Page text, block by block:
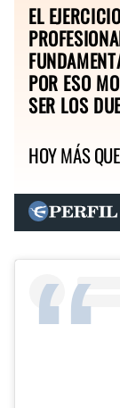
EL
POR ESO
SER LOS
HOY MÁS